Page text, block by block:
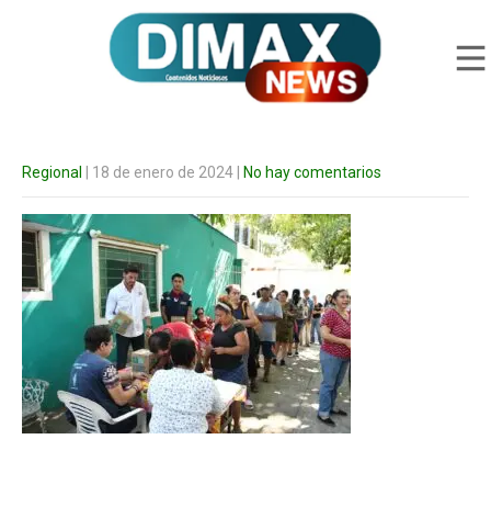
Regional | 18 de enero de 2024 No hay comentarios